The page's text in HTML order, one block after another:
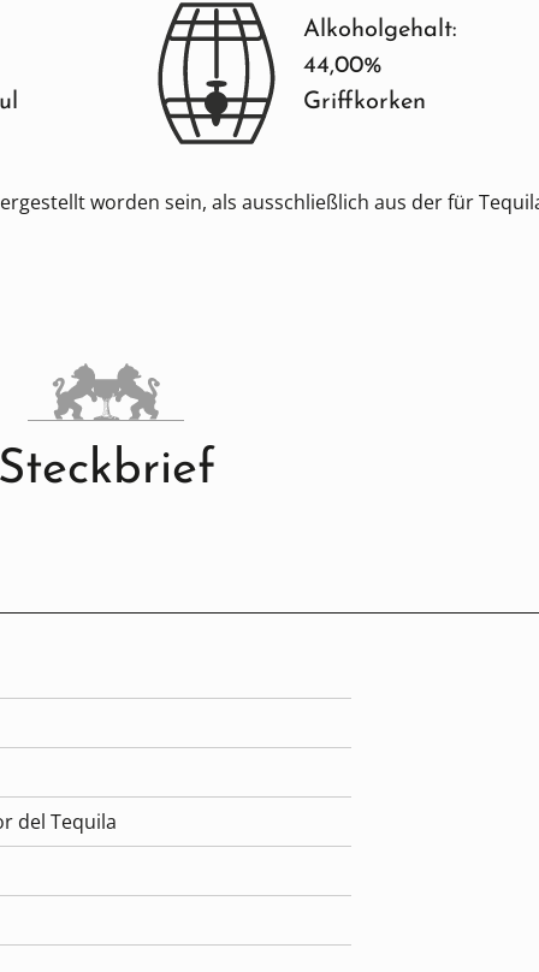
Alkoholgehalt:
44,00%
Griffkorken
worden sein, als ausschließlich aus der für
Steckbrief
del Tequila